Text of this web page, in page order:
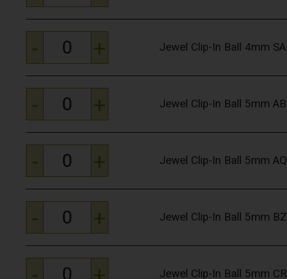
- + Jewel Clip-In Ball 4mm SA
- + Jewel Clip-In Ball 5mm AB
- + Jewel Clip-In Ball 5mm AQ
- + Jewel Clip-In Ball 5mm BZ
Jewel Clip-In Ball 5mm CR